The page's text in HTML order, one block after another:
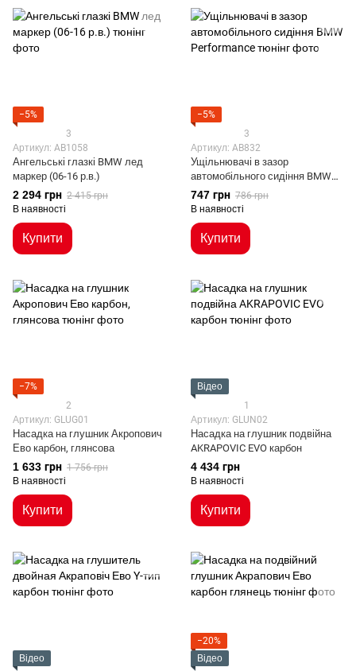
−5%
3
Артикул: AB1058
Ангельські глазкі BMW лед
маркер (06-16 р.в.)
2 294 грн 2 415 грн
В наявності
Купити
−5%
3
Артикул: AB832
Ущільнювачі в зазор
автомобільного сидіння BMW
Performance
747 грн 786 грн
В наявності
Купити
−7%
2
Артикул: GLUG01
Насадка на глушник Акропович
Ево карбон, глянсова
1 633 грн 1 756 грн
В наявності
Купити
Відео
1
Артикул: GLUN02
Насадка на глушник подвійна
AKRAPOVIC EVO карбон
4 434 грн
В наявності
Купити
Відео
−20%
Відео